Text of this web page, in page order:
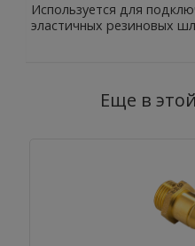
Используется для
эластичных резиновых
Еще в